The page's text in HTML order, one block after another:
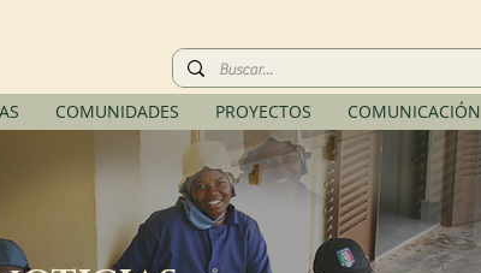
COMUNIDADES PROYECTOS COMUNICACIÓN